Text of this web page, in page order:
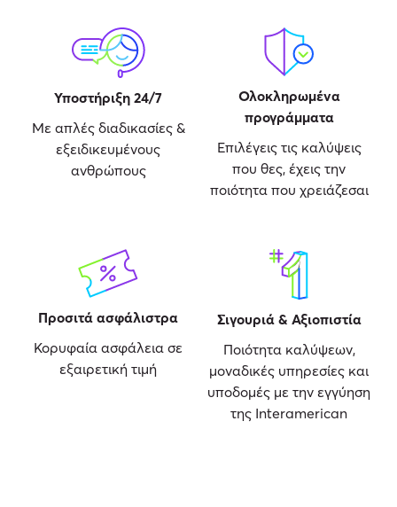
Υποστήριξη 24/7
Με απλές διαδικασίες &
εξειδικευμένους
ανθρώπους
Ολοκληρωμένα
προγράμματα
Επιλέγεις τις καλύψεις
που θες, έχεις την
ποιότητα που χρειάζεσαι
Προσιτά ασφάλιστρα
Κορυφαία ασφάλεια σε
εξαιρετική τιμή
Σιγουριά & Αξιοπιστία
Ποιότητα καλύψεων,
μοναδικές υπηρεσίες και
υποδομές με την εγγύηση
της Interamerican